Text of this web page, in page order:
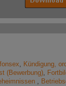
, Kündigung,
(Bewerbung),
,